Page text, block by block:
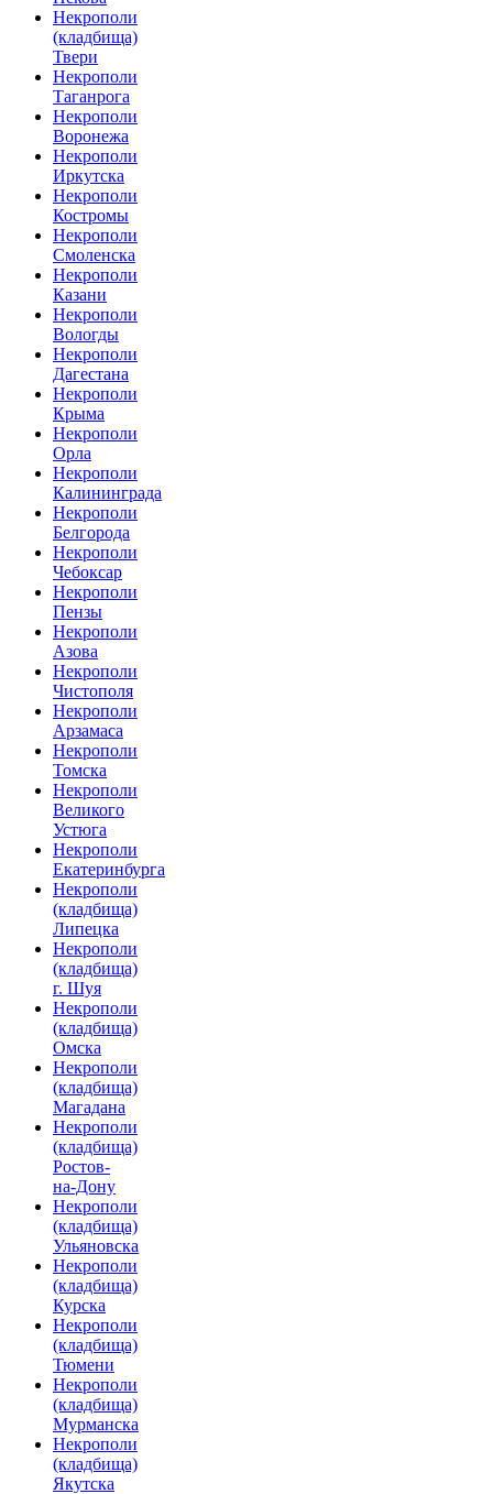
Некрополи
(кладбища)
Твери
Некрополи
Таганрога
Некрополи
Воронежа
Некрополи
Иркутска
Некрополи
Костромы
Некрополи
Смоленска
Некрополи
Казани
Некрополи
Вологды
Некрополи
Дагестана
Некрополи
Крыма
Некрополи
Орла
Некрополи
Калининграда
Некрополи
Белгорода
Некрополи
Чебоксар
Некрополи
Пензы
Некрополи
Азова
Некрополи
Чистополя
Некрополи
Арзамаса
Некрополи
Томска
Некрополи
Великого
Устюга
Некрополи
Екатеринбурга
Некрополи
(кладбища)
Липецка
Некрополи
(кладбища)
г. Шуя
Некрополи
(кладбища)
Омска
Некрополи
(кладбища)
Магадана
Некрополи
(кладбища)
Ростов-
на-Дону
Некрополи
(кладбища)
Ульяновска
Некрополи
(кладбища)
Курска
Некрополи
(кладбища)
Тюмени
Некрополи
(кладбища)
Мурманска
Некрополи
(кладбища)
Якутска